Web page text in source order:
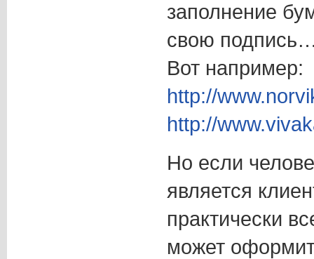
заполнение
свою
Вот например:
http://
http://
Но если
является
практически
может